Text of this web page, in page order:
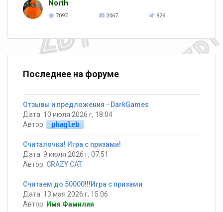
North
7097 2467 926
Последнее на форуме
Отзывы и предложения - DarkGames
Дата: 10 июля 2026 г, 18:04
Автор:
phagleb
Считалочка! Игра с призами!
Дата: 9 июля 2026 г, 07:51
Автор: CRAZY CAT
Считаем до 50000!!!Игра с призами
Дата: 13 мая 2026 г, 15:06
Автор: Имя Фамилия